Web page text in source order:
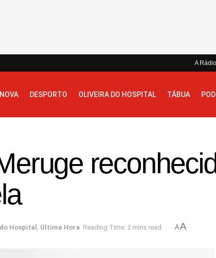
A
DESPORTO OLIVEIRA DO HOSPITAL TÁBUA
Hospital , Última Hora Reading Time: 2 mins read AA